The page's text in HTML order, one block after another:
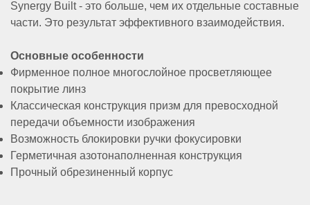
Тел.:
8
707-
20
Обратный
звонок
E-
mail:
info@premium-
Synergy Built - это больше, чем их отдельные составные
части. Это результат эффективного взаимодействия.
Основные особенности
Фирменное полное многослойное просветляющее
покрытие линз
Классическая конструкция призм для превосходной
передачи объемности изображения
Возможность блокировки ручки фокусировки
Герметичная азотонаполненная конструкция
Прочный обрезиненный корпус